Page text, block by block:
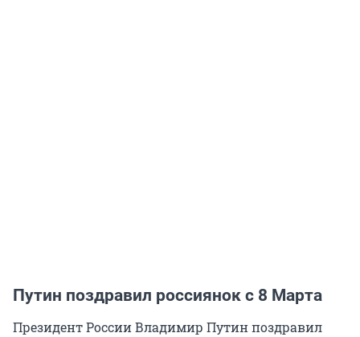
Путин поздравил россиянок с 8 Марта
Президент России Владимир Путин поздравил